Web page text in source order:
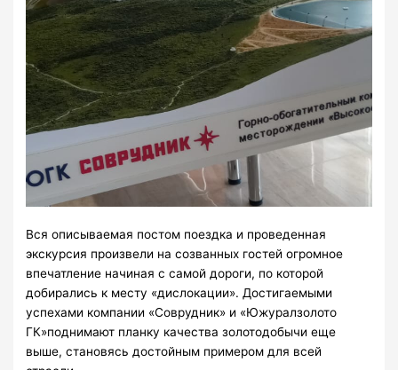
Вся описываемая постом поездка и проведенная
экскурсия произвели на созванных гостей огромное
впечатление начиная с самой дороги, по которой
добирались к месту «дислокации». Достигаемыми
успехами компании «Соврудник» и «Южуралзолото
ГК»поднимают планку качества золотодобычи еще
выше, становясь достойным примером для всей